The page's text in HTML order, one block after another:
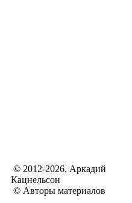
© 2012-2026, Аркадий
Кацнельсон
© Авторы материалов